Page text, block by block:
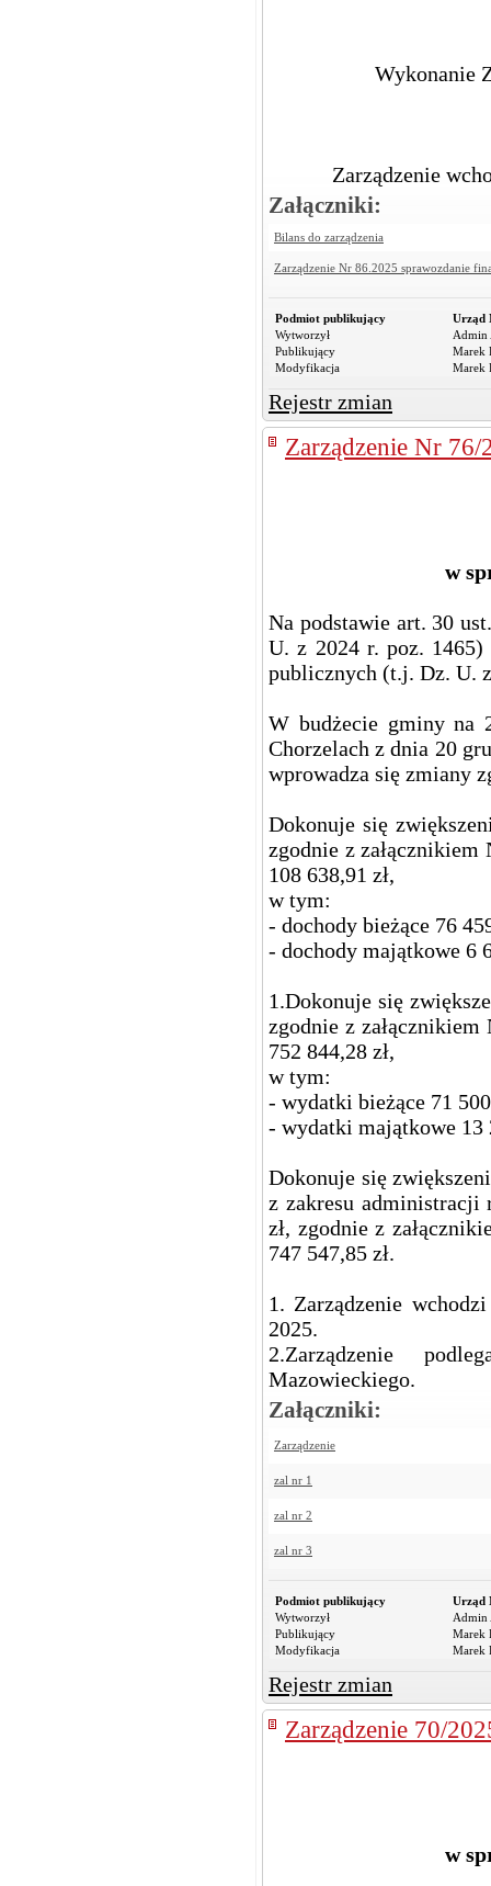
Wykonanie
Zarządzenie
Załączniki:
Bilans do zarządzenia
Zarządzenie Nr 86.2025 sprawozdanie
Podmiot publikujący
Urząd
Wytworzył
Admin
Publikujący
Marek
Modyfikacja
Marek
Rejestr zmian
Zarządzenie Nr 76/
w
Na podstawie art. 30
U. z 2024 r. poz.
publicznych (t.j. Dz. U.
W budżecie gminy na
Chorzelach z dnia 20
wprowadza się zmiany
Dokonuje się
zgodnie z
108 638,91 zł,
w tym:
- dochody bieżące 76
- dochody majątkowe 6
1.Dokonuje się
zgodnie z
752 844,28 zł,
w tym:
- wydatki bieżące 71
- wydatki majątkowe 13
Dokonuje się
z zakresu administracji
zł, zgodnie z
747 547,85 zł.
1. Zarządzenie
2025.
2.Zarządzenie
Mazowieckiego.
Załączniki:
Zarządzenie
zal nr 1
zal nr 2
zal nr 3
Podmiot publikujący
Urząd
Wytworzył
Admin
Publikujący
Marek
Modyfikacja
Marek
Rejestr zmian
Zarządzenie 70/
w